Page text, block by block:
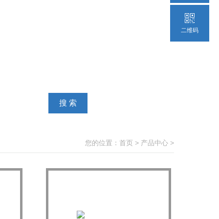
您的位置： 首页 > 产品中心 >
二维码